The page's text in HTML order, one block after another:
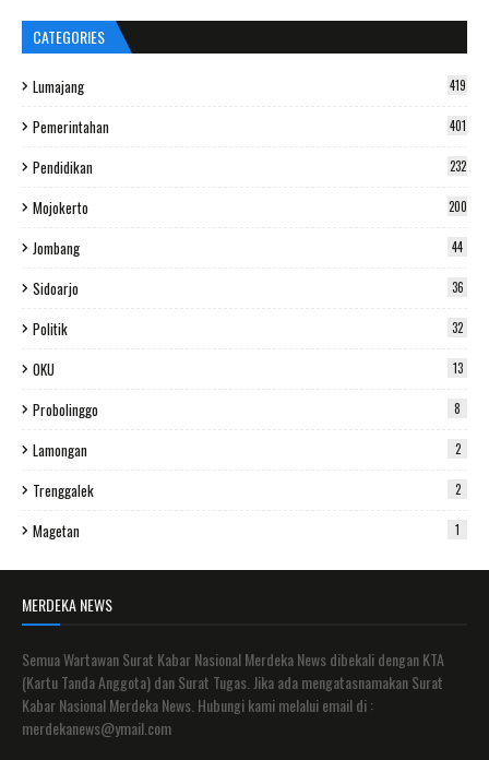
CATEGORIES
Lumajang 419
Pemerintahan 401
Pendidikan 232
Mojokerto 200
Jombang 44
Sidoarjo 36
Politik 32
OKU 13
Probolinggo 8
Lamongan 2
Trenggalek 2
Magetan 1
MERDEKA NEWS
Semua Wartawan Surat Kabar Nasional Merdeka News dibekali dengan KTA
(Kartu Tanda Anggota) dan Surat Tugas. Jika ada mengatasnamakan Surat
Kabar Nasional Merdeka News. Hubungi kami melalui email di :
merdekanews@ymail.com